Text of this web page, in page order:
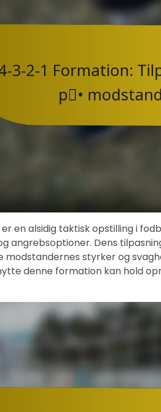
en alsidig taktisk opstilling i
angrebsoptioner. Dens
modstandernes styrker og
denne formation kan hold